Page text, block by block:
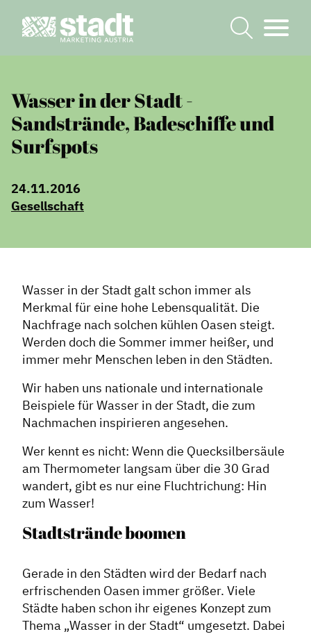
Wasser in der Stadt -
Sandstrände, Badeschiffe und
Surfspots
24.11.2016
Gesellschaft
Wasser in der Stadt galt schon immer als
Merkmal für eine hohe Lebensqualität. Die
Nachfrage nach solchen kühlen Oasen steigt.
Werden doch die Sommer immer heißer, und
immer mehr Menschen leben in den Städten.
Wir haben uns nationale und internationale
Beispiele für Wasser in der Stadt, die zum
Nachmachen inspirieren angesehen.
Wer kennt es nicht: Wenn die Quecksilbersäule
am Thermometer langsam über die 30 Grad
wandert, gibt es nur eine Fluchtrichung: Hin
zum Wasser!
Stadtstrände boomen
Gerade in den Städten wird der Bedarf nach
erfrischenden Oasen immer größer. Viele
Städte haben schon ihr eigenes Konzept zum
Thema „Wasser in der Stadt“ umgesetzt. Dabei